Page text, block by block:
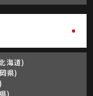
海道)
県)
)